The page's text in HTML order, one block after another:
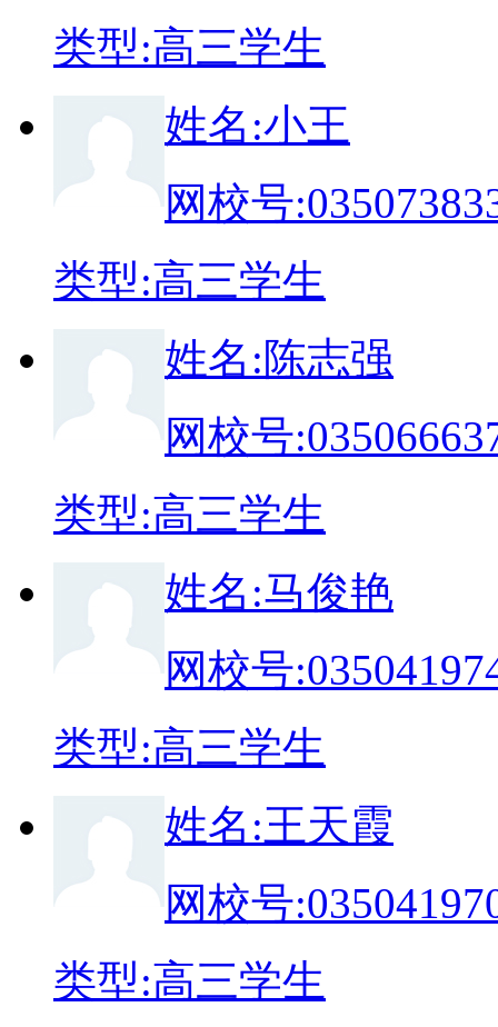
类型:高三学生
姓名:小王
网校号:
类型:高三学生
姓名:陈志强
网校号:
类型:高三学生
姓名:马俊艳
网校号:
类型:高三学生
姓名:王天霞
网校号:
类型:高三学生